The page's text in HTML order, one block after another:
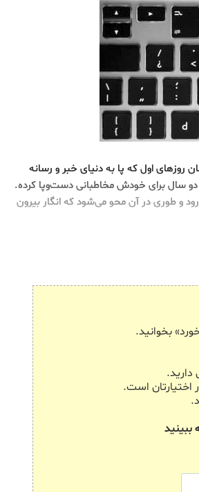
روزهای اول که پا به دنیای خبر و رسانه
سال برای خودش مخاطبانی دست‌وپا کرده.
و طوری در آن محو می‌شود که انگار بیرون
بخوانید.
دارید.
اختیارتان است.